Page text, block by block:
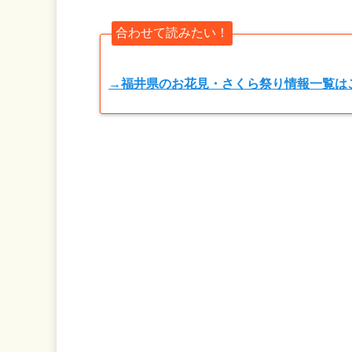
合わせて読みたい！
→福井県のお花見・さくら祭り情報一覧は